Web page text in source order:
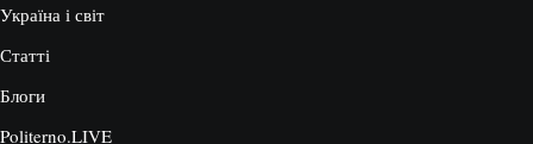
Україна і світ
Статті
Блоги
Politerno.LIVE